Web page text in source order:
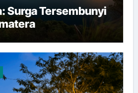
Surga Tersembunyi